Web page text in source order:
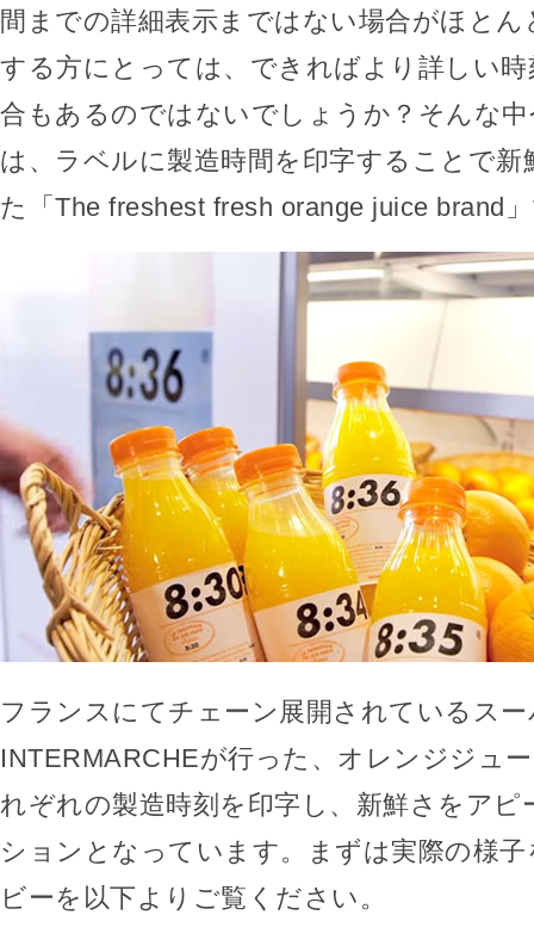
間までの詳細表示まではない場合がほと
する方にとっては、できればより詳しい
合もあるのではないでしょうか？そんな
は、ラベルに製造時間を印字することで
た「The freshest fresh orange juice brand
フランスにてチェーン展開されているスー
INTERMARCHEが行った、オレンジジュ
れぞれの製造時刻を印字し、新鮮さをアピ
ションとなっています。まずは実際の様
ビーを以下よりご覧ください。